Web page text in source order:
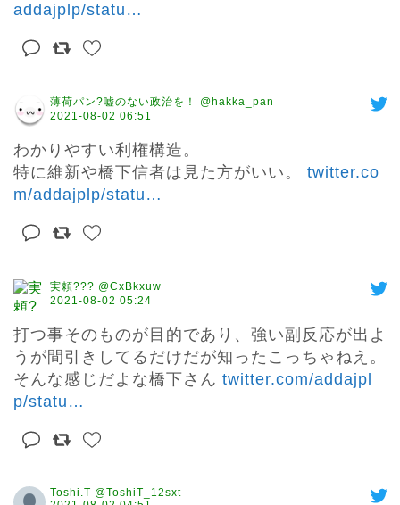
addajplp/statu …
薄荷パン?嘘のない政治を！ @hakka_pan
2021-08-02 06:51
わかりやすい利権構造。
特に維新や橋下信者は見た方がいい。 twitter.co
m/addajplp/statu …
実頼??? @CxBkxuw
2021-08-02 05:24
打つ事そのものが目的であり、強い副反応が出よ
うが間引きしてるだけだが知ったこっちゃねえ。
そんな感じだよな橋下さん twitter.com/addajpl
p/statu …
Toshi.T @ToshiT_12sxt